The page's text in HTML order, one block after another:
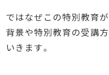
ではなぜこの特別教育
背景や特別教育の受講
いきます。